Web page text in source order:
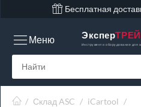
Бесплатная
Экспер
Инструмент и оборудование для
Меню
/ Склад ASC / iCartool /